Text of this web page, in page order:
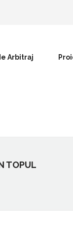
Arbitraj
TOPUL